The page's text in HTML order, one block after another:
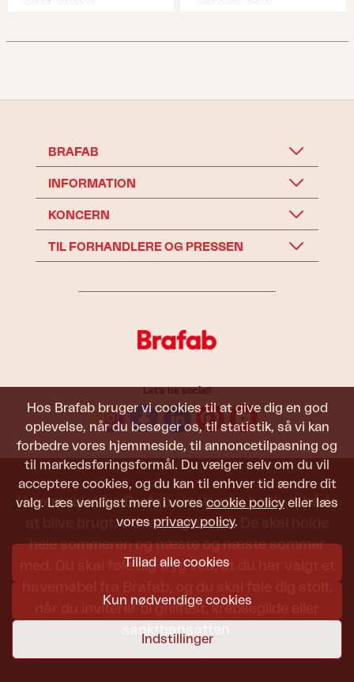
Hos Brafab bruger vi cookies til at give dig en god
oplevelse, når du besøger os, til statistik, så vi kan
forbedre vores hjemmeside, til annoncetilpasning og
til markedsføringsformål. Du vælger selv om du vil
acceptere cookies, og du kan til enhver tid ændre dit
valg. Læs venligst mere i vores cookie policy eller læs
vores privacy policy.
Tillad alle cookies
Kun nødvendige cookies
Indstillinger
BRAFAB
INFORMATION
KONCERN
TIL FORHANDLERE OG PRESSEN
Let's be social!
Havemøbler fra Brafab skal kunne holde til både
at blive brugt, siddet i og set på. De skal holde
hele sommeren og næste og næste sommer
med. Du skal føle dig tryg ved, at du har valgt et
når du inviterer til grillfest, krebsegilde eller